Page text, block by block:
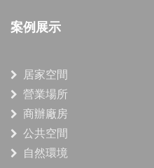
案例展示
居家空間
營業場所
商辦廠房
公共空間
自然環境